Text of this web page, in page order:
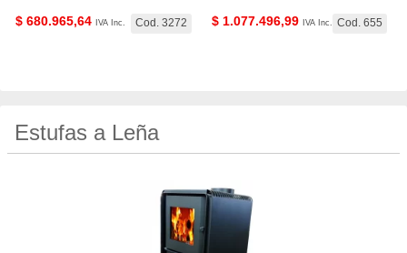
Cod. 3272
$ 680.965,64 IVA Inc. Cod. 655
$ 1.077.496,99 IVA Inc.
Estufas a Leña